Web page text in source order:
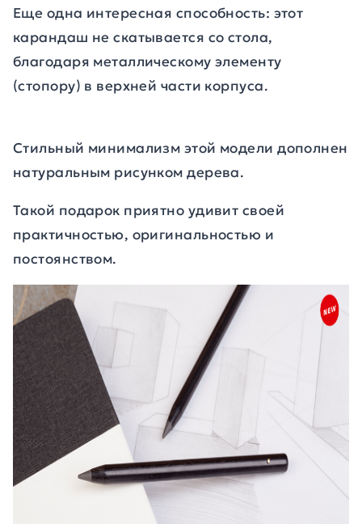
Еще одна интересная способность: этот
карандаш не скатывается со стола,
благодаря металлическому элементу
(стопору) в верхней части корпуса.
Стильный минимализм этой модели дополнен
натуральным рисунком дерева.
Такой подарок приятно удивит своей
практичностью, оригинальностью и
постоянством.